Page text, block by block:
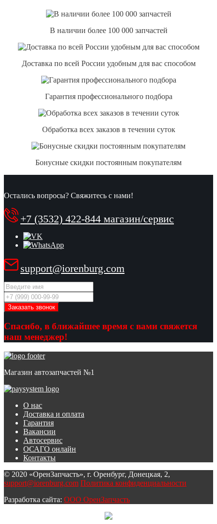
В наличии более 100 000 запчастей
Доставка по всей России удобным для вас способом
Гарантия профессионального подбора
Обработка всех заказов в течении суток
Бонусные скидки постоянным покупателям
Остались вопросы? Свяжитесь с нами!
+7 (3532) 422-844 магазин/сервис
support@iorenburg.com
Спасибо, в ближайшее время с вами свяжется
наш менеджер!
Магазин автозапчастей №1
О нас
Доставка и оплата
Гарантия
Вакансии
Автосервис
ОСАГО онлайн
Контакты
© 2020 «ОренЗапчасть», г. Оренбург, Донецкая, 2,
support@iorenburg.com Политика конфиденциальности
Разработка сайта: ООО ОренЗапчасть